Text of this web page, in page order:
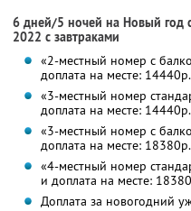
6 дней/5 ночей на Новый год
2022 с завтраками
«2-местный номер с
доплата на месте:
«3-местный номер
доплата на месте:
«3-местный номер с
доплата на месте:
«4-местный номер
и доплата на месте:
Доплата за новогодний